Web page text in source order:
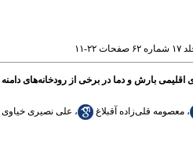
۶۲ صفحات ۲۲-۱۱
اقلیمی بارش و دما در برخی از رودخانه‌های
، معصومه قلی‌زاده آقبلاغ ، علی نصیری خیاوی